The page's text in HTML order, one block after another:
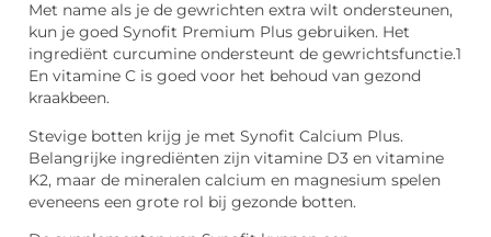
Met name als je de gewrichten extra wilt ondersteunen,
kun je goed Synofit Premium Plus gebruiken. Het
ingrediënt curcumine ondersteunt de gewrichtsfunctie.1
En vitamine C is goed voor het behoud van gezond
kraakbeen.
Stevige botten krijg je met Synofit Calcium Plus.
Belangrijke ingrediënten zijn vitamine D3 en vitamine
K2, maar de mineralen calcium en magnesium spelen
eveneens een grote rol bij gezonde botten.